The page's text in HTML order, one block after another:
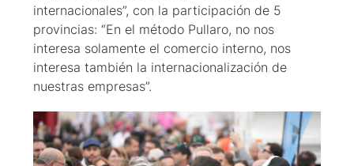
internacionales”, con la participación de 5
provincias: “En el método Pullaro, no nos
interesa solamente el comercio interno, nos
interesa también la internacionalización de
nuestras empresas”.